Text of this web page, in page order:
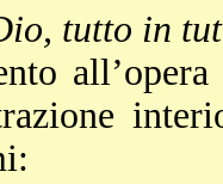
tutto in